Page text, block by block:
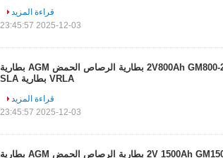
قراءة المزيد
2025-12-03 23:45:57
الصين بطل بطارية 2V800Ah GM800-2 بطارية الرصاص الحمض AGM بطارية
VRLA بطارية SLA
قراءة المزيد
2025-12-03 23:45:57
الصين بطل بطارية 2V 1500Ah GM1500-2 بطارية الرصاص الحمض AGM بطارية